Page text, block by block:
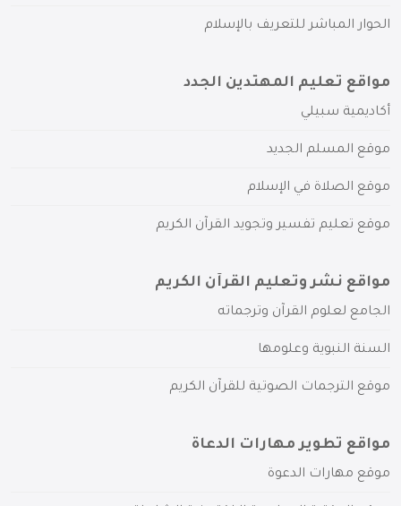
الحوار المباشر للتعريف بالإسلام
مواقع تعليم المهتدين الجدد
أكاديمية سبيلي
موقع المسلم الجديد
موقع الصلاة في الإسلام
موقع تعليم تفسير وتجويد القرآن الكريم
مواقع نشر وتعليم القرآن الكريم
الجامع لعلوم القرآن وترجماته
السنة النبوية وعلومها
موقع الترجمات الصوتية للقرآن الكريم
مواقع تطوير مهارات الدعاة
موقع مهارات الدعوة